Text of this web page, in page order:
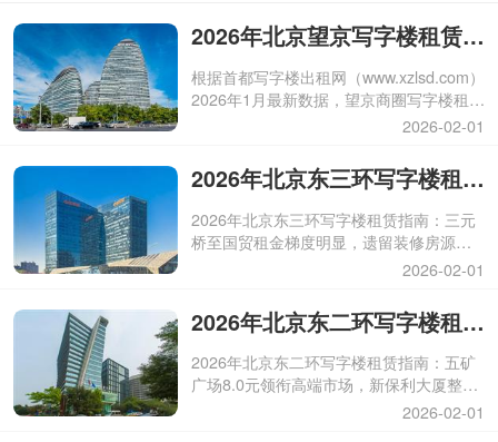
2026年北京望京写字楼租赁价最新动态
根据首都写字楼出租网（www.xzlsd.com）
2026年1月最新数据，望京商圈写字楼租金
2026-02-01
2026年北京东三环写字楼租赁价最新动态
2026年北京东三环写字楼租赁指南：三元
桥至国贸租金梯度明显，遗留装修房源助
2026-02-01
2026年北京东二环写字楼租赁价最新动态
2026年北京东二环写字楼租赁指南：五矿
广场8.0元领衔高端市场，新保利大厦整层
2026-02-01